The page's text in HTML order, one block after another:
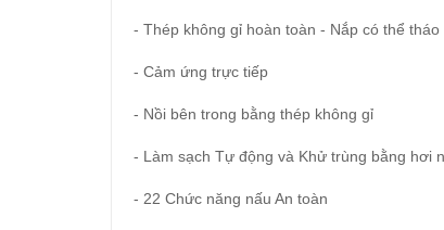
- Thép không gỉ hoàn toàn - Nắp có thể
- Cảm ứng trực tiếp
- Nồi bên trong bằng thép không gỉ
- Làm sạch Tự động và Khử trùng bằng hơi
- 22 Chức năng nấu An toàn